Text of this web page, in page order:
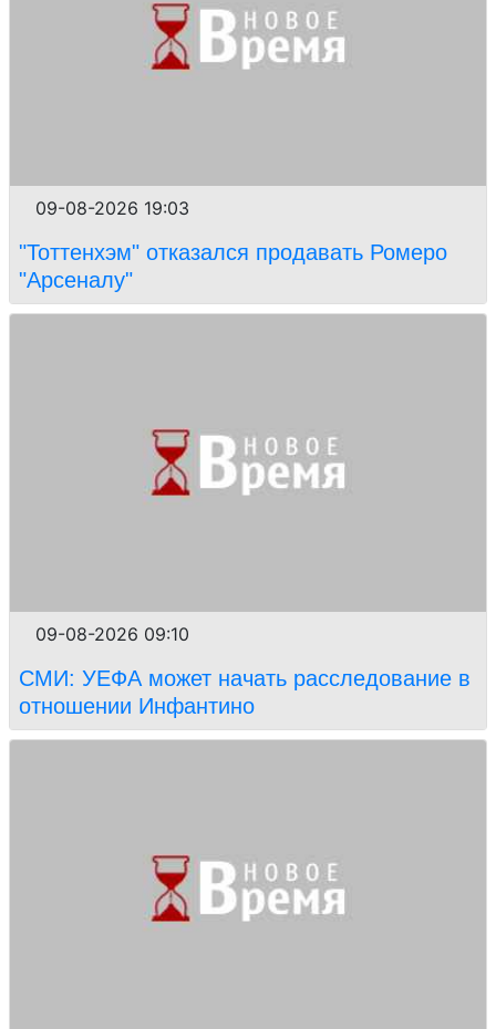
09-08-2026 19:03
"Тоттенхэм" отказался продавать Ромеро
"Арсеналу"
09-08-2026 09:10
СМИ: УЕФА может начать расследование в
отношении Инфантино